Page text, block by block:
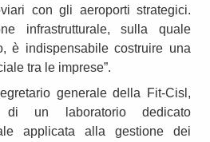
con gli aeroporti strategici.
infrastrutturale, sulla quale
è indispensabile costruire una
tra le imprese”.
generale della Fit-Cisl,
un laboratorio dedicato
applicata alla gestione dei